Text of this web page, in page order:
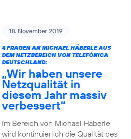
18. November 2019
4 FRAGEN AN MICHAEL HÄBERLE AUS
DEM NETZBEREICH VON TELEFÓNICA
DEUTSCHLAND:
„Wir haben unsere
Netzqualität in
diesem Jahr massiv
verbessert“
Im Bereich von Michael Häberle
wird kontinuierlich die Qualität des